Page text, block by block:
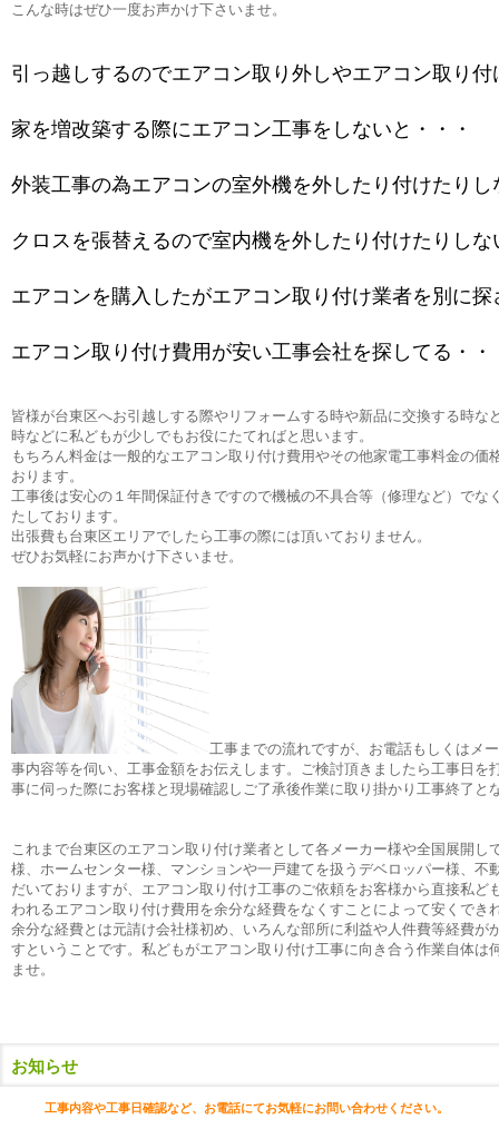
こんな時はぜひ一度お声かけ下さいませ。
引っ越しするのでエアコン取り外しやエアコン取り
家を増改築する際にエアコン工事をしないと・・・
外装工事の為エアコンの室外機を外したり付けたりし
クロスを張替えるので室内機を外したり付けたりしな
エアコンを購入したがエアコン取り付け業者を別に
エアコン取り付け費用が安い工事会社を探してる・・
皆様が台東区へお引越しする際やリフォームする時や新品に交換する時な
時などに私どもが少しでもお役にたてればと思います。
もちろん料金は一般的なエアコン取り付け費用やその他家電工事料金の価
おります。
工事後は安心の１年間保証付きですので機械の不具合等（修理など）でな
たしております。
出張費も台東区エリアでしたら工事の際には頂いておりません。
ぜひお気軽にお声かけ下さいませ。
工事までの流れですが、お電話もしくはメ
事内容等を伺い、工事金額をお伝えします。ご検討頂きましたら工事日を
事に伺った際にお客様と現場確認しご了承後作業に取り掛かり工事終了
これまで台東区のエアコン取り付け業者として各メーカー様や全国展開し
様、ホームセンター様、マンションや一戸建てを扱うデベロッパー様、不
だいておりますが、エアコン取り付け工事のご依頼をお客様から直接私ど
われるエアコン取り付け費用を余分な経費をなくすことによって安くでき
余分な経費とは元請け会社様初め、いろんな部所に利益や人件費等経費が
すということです。私どもがエアコン取り付け工事に向き合う作業自体は
ませ。
お知らせ
工事内容や工事日確認など、お電話にてお気軽にお問い合わせください。